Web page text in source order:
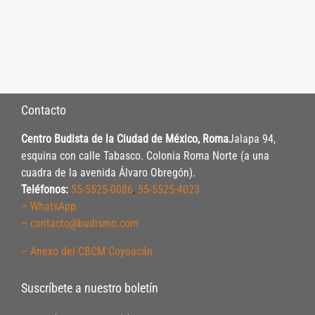
Contacto
Centro Budista de la Ciudad de México, RomaJalapa 94,
esquina con calle Tabasco. Colonia Roma Norte (a una
cuadra de la avenida Álvaro Obregón).
Teléfonos: 55-5525-0086, 55-5525-4023
– WhatsApp
– contacto@budismo.com
– Anexo del CBCM Coyoacán
Suscríbete a nuestro boletín